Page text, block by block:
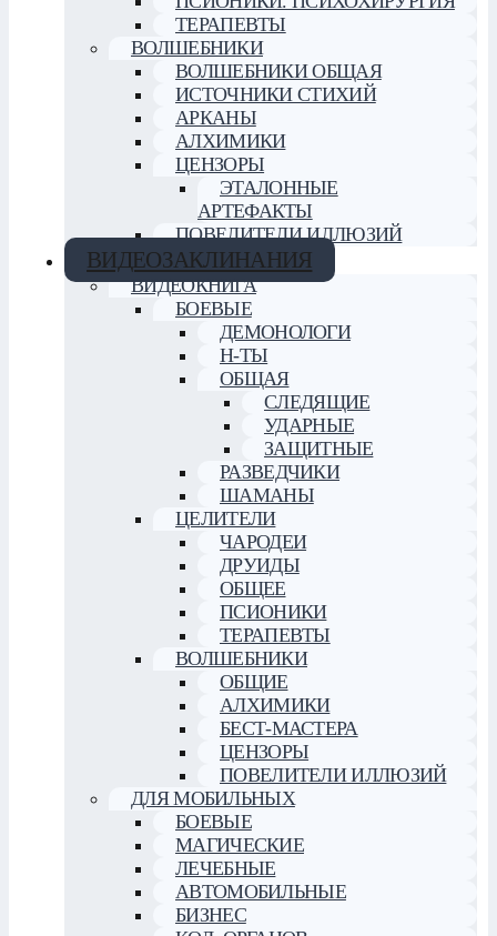
ТЕРАПЕВТЫ
ВОЛШЕБНИКИ
ВОЛШЕБНИКИ ОБЩАЯ
ИСТОЧНИКИ СТИХИЙ
АРКАНЫ
АЛХИМИКИ
ЦЕНЗОРЫ
ЭТАЛОННЫЕ
АРТЕФАКТЫ
ПОВЕЛИТЕЛИ ИЛЛЮЗИЙ
ВИДЕОЗАКЛИНАНИЯ
ВИДЕОКНИГА
БОЕВЫЕ
ДЕМОНОЛОГИ
Н-ТЫ
ОБЩАЯ
СЛЕДЯЩИЕ
УДАРНЫЕ
ЗАЩИТНЫЕ
РАЗВЕДЧИКИ
ШАМАНЫ
ЦЕЛИТЕЛИ
ЧАРОДЕИ
ДРУИДЫ
ОБЩЕЕ
ПСИОНИКИ
ТЕРАПЕВТЫ
ВОЛШЕБНИКИ
ОБЩИЕ
АЛХИМИКИ
БЕСТ-МАСТЕРА
ЦЕНЗОРЫ
ПОВЕЛИТЕЛИ ИЛЛЮЗИЙ
ДЛЯ МОБИЛЬНЫХ
БОЕВЫЕ
МАГИЧЕСКИЕ
ЛЕЧЕБНЫЕ
АВТОМОБИЛЬНЫЕ
БИЗНЕС